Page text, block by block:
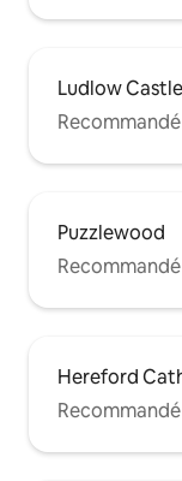
Ludlow Castle
Puzzlewood
Hereford